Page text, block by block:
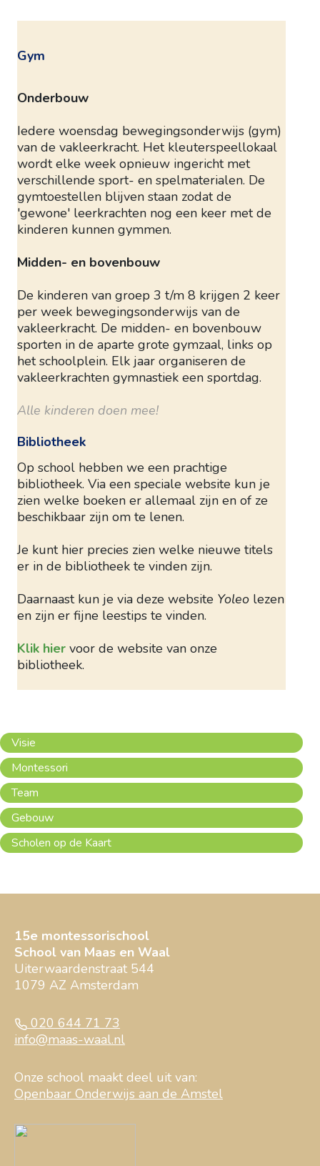
Gym
Onderbouw
Iedere woensdag bewegingsonderwijs (gym)
van de vakleerkracht. Het kleuterspeellokaal
wordt elke week opnieuw ingericht met
verschillende sport- en spelmaterialen. De
gymtoestellen blijven staan zodat de
'gewone' leerkrachten nog een keer met de
kinderen kunnen gymmen.
Midden- en bovenbouw
De kinderen van groep 3 t/m 8 krijgen 2 keer
per week bewegingsonderwijs van de
vakleerkracht. De midden- en bovenbouw
sporten in de aparte grote gymzaal, links op
het schoolplein. Elk jaar organiseren de
vakleerkrachten gymnastiek een sportdag.
Alle kinderen doen mee!
Bibliotheek
Op school hebben we een prachtige
bibliotheek. Via een speciale website kun je
zien welke boeken er allemaal zijn en of ze
beschikbaar zijn om te lenen.
Je kunt hier precies zien welke nieuwe titels
er in de bibliotheek te vinden zijn.
Daarnaast kun je via deze website Yoleo lezen
en zijn er fijne leestips te vinden.
Klik hier voor de website van onze
bibliotheek.
Visie
Montessori
Team
Gebouw
Scholen op de Kaart
15e montessorischool
School van Maas en Waal
Uiterwaardenstraat 544
1079 AZ Amsterdam
020 644 71 73
info@maas-waal.nl
Onze school maakt deel uit van:
Openbaar Onderwijs aan de Amstel